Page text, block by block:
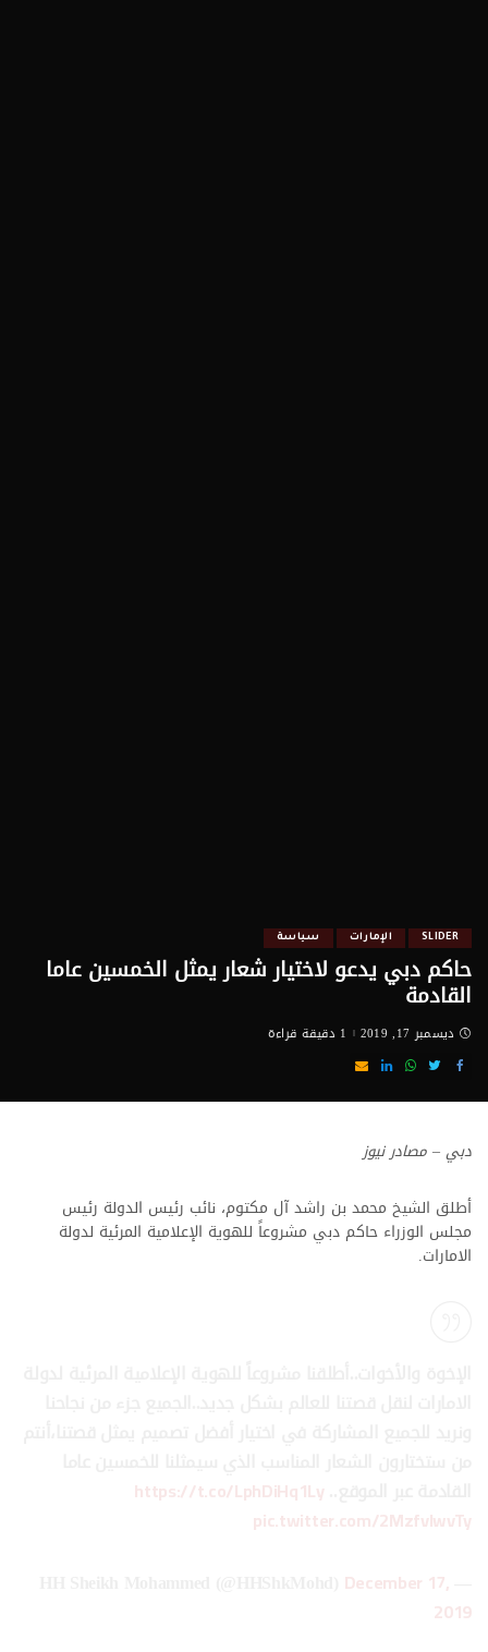
SLIDER الإمارات سياسة
حاكم دبي يدعو لاختيار شعار يمثل الخمسين عاما
القادمة
ديسمبر 17, 2019 1 دقيقة قراءة
دبي – مصادر نيوز
أطلق الشيخ محمد بن راشد آل مكتوم، نائب رئيس الدولة رئيس
مجلس الوزراء حاكم دبي مشروعاً للهوية الإعلامية المرئية لدولة
الامارات.
https://t.co/LphDiHq1Ly
pic.twitter.com/2MzfvlwvTy
December 17,
2019